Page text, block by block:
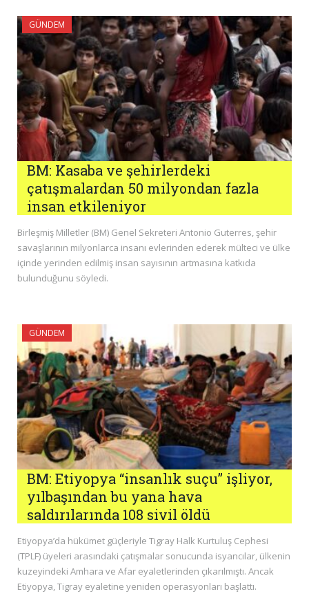
GÜNDEM
BM: Kasaba ve şehirlerdeki
çatışmalardan 50 milyondan fazla
insan etkileniyor
Birleşmiş Milletler (BM) Genel Sekreteri Antonio Guterres, şehir
savaşlarının milyonlarca insanı evlerinden ederek mülteci ve ülke
içinde yerinden edilmiş insan sayısının artmasına katkıda
bulunduğunu söyledi.
GÜNDEM
BM: Etiyopya “insanlık suçu” işliyor,
yılbaşından bu yana hava
saldırılarında 108 sivil öldü
Etiyopya’da hükümet güçleriyle Tigray Halk Kurtuluş Cephesi
(TPLF) üyeleri arasındaki çatışmalar sonucunda isyancılar, ülkenin
kuzeyindeki Amhara ve Afar eyaletlerinden çıkarılmıştı. Ancak
Etiyopya, Tigray eyaletine yeniden operasyonları başlattı.